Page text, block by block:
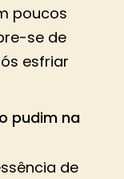
poucos
se de
esfriar
pudim na
de